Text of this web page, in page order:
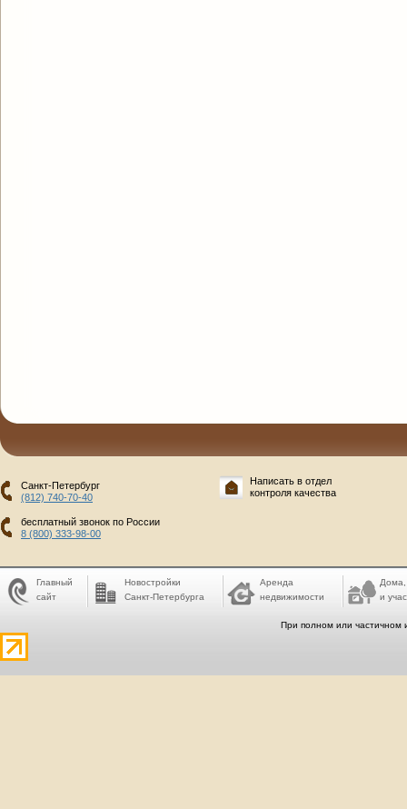
Санкт-Петербург
(812) 740-70-40
бесплатный звонок по России
8 (800) 333-98-00
Написать в отдел
контроля качества
Главный
сайт
Новостройки
Санкт-Петербурга
Аренда
недвижимости
Дома,
и
При полном или частичном